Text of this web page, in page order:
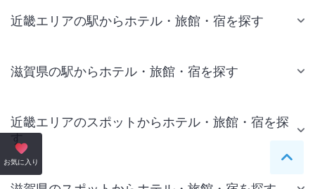
お気に入り ペー
近畿エリアの駅からホテル・旅館・宿を探す
滋賀県の駅からホテル・旅館・宿を探す
近畿エリアのスポットからホテル・旅館・宿を探
す